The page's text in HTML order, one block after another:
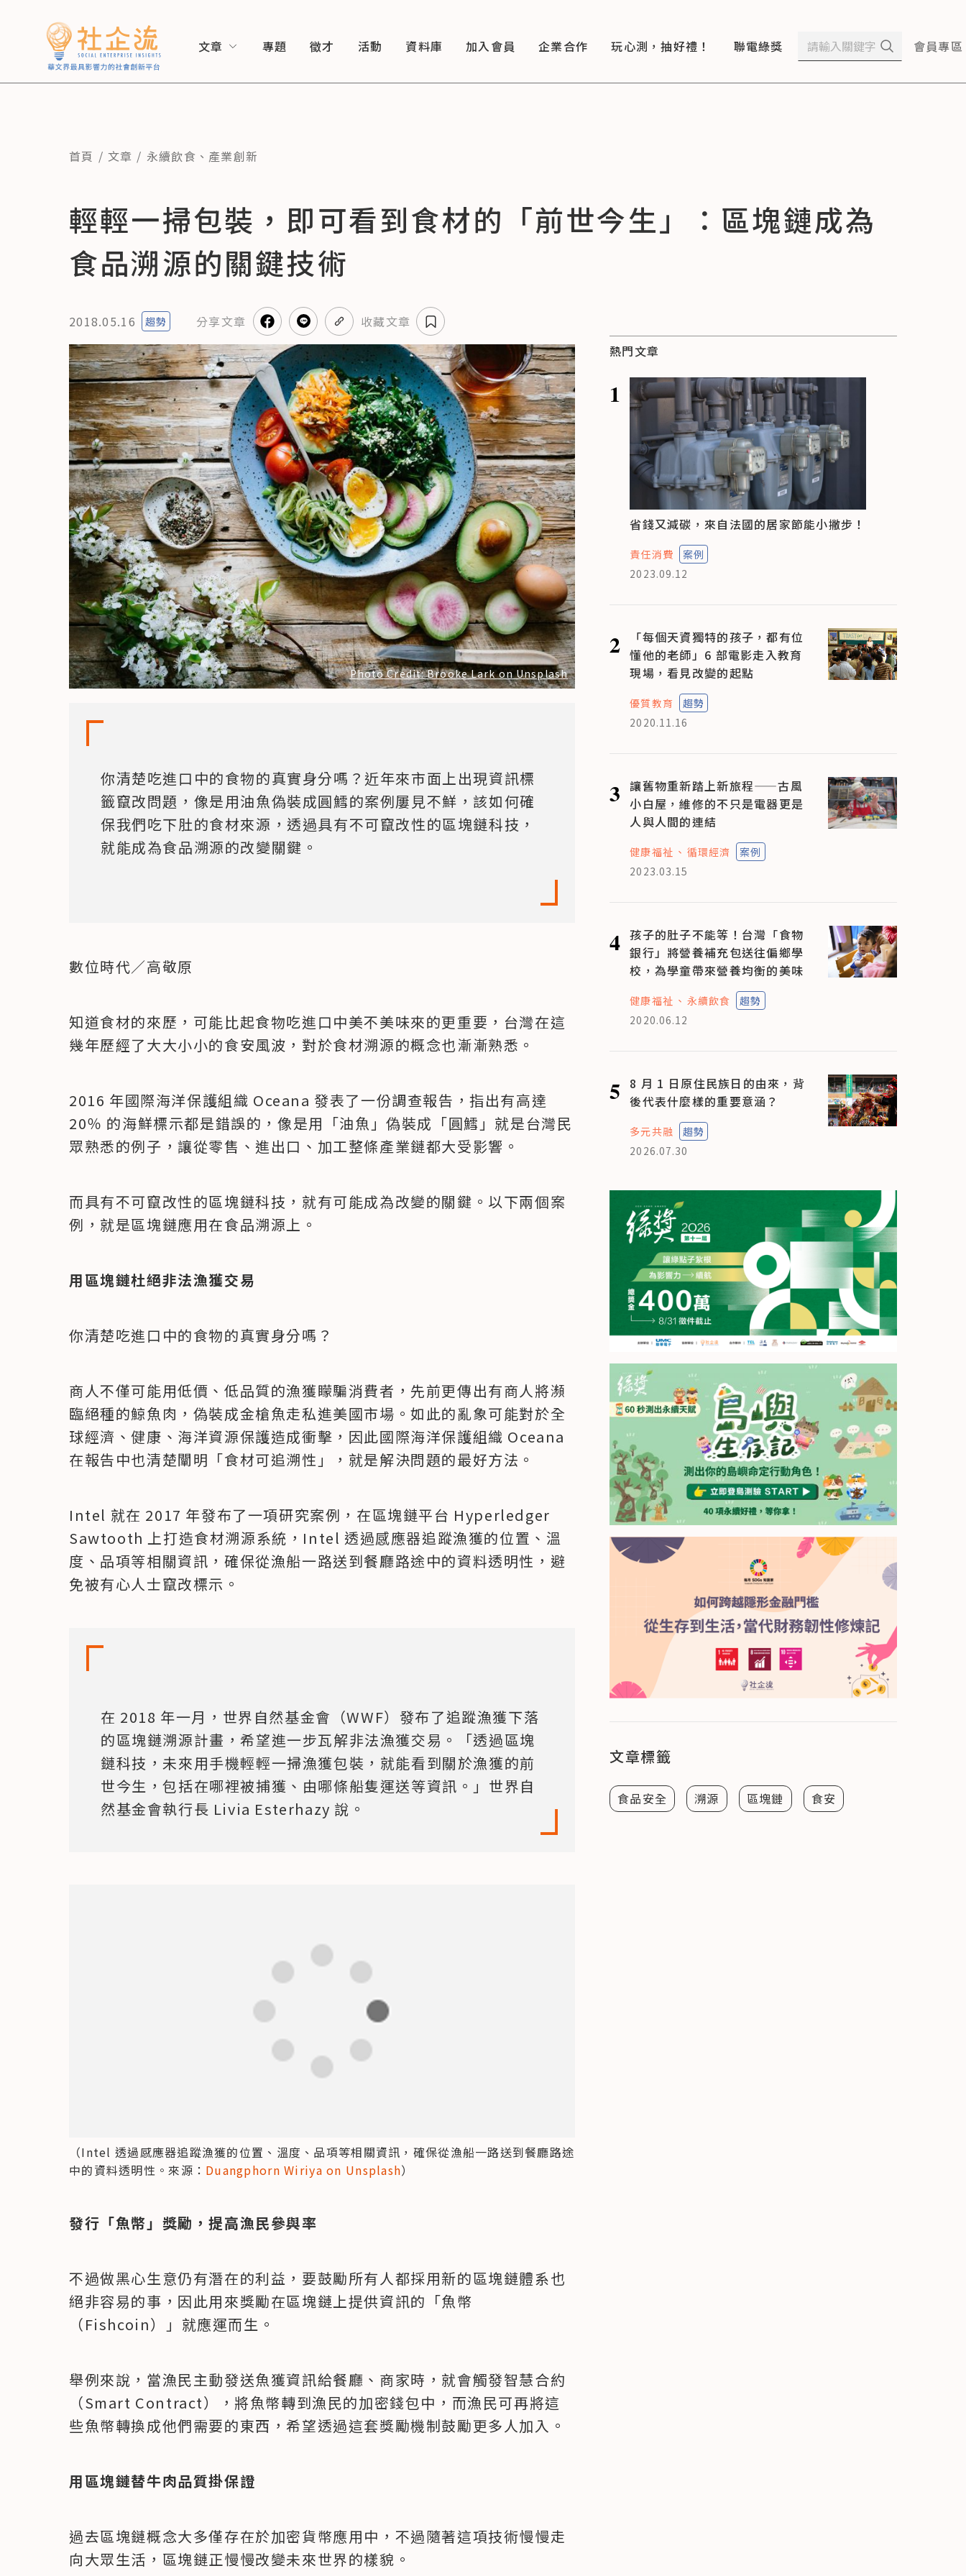
文章 專題 徵才 活動 資料庫 加入會員 企業合作 玩心測，抽好禮！ 聯電綠獎 會員專區
首頁 文章 永續飲食 、 產業創新
輕輕一掃包裝，即可看到食材的「前世今生」：區塊鏈成為
食品溯源的關鍵技術
2018.05.16 趨勢 分享文章 收藏文章
Photo Credit: Brooke Lark on Unsplash
你清楚吃進口中的食物的真實身分嗎？近年來市面上出現資訊標
籤竄改問題，像是用油魚偽裝成圓鱈的案例屢見不鮮，該如何確
保我們吃下肚的食材來源，透過具有不可竄改性的區塊鏈科技，
就能成為食品溯源的改變關鍵。
數位時代／高敬原
知道食材的來歷，可能比起食物吃進口中美不美味來的更重要，台灣在這
幾年歷經了大大小小的食安風波，對於食材溯源的概念也漸漸熟悉。
2016 年國際海洋保護組織 Oceana 發表了一份調查報告，指出有高達
20％ 的海鮮標示都是錯誤的，像是用「油魚」偽裝成「圓鱈」就是台灣民
眾熟悉的例子，讓從零售、進出口、加工整條產業鏈都大受影響。
而具有不可竄改性的區塊鏈科技，就有可能成為改變的關鍵。以下兩個案
例，就是區塊鏈應用在食品溯源上。
用區塊鏈杜絕非法漁獲交易
你清楚吃進口中的食物的真實身分嗎？
商人不僅可能用低價、低品質的漁獲矇騙消費者，先前更傳出有商人將瀕
臨絕種的鯨魚肉，偽裝成金槍魚走私進美國市場。如此的亂象可能對於全
球經濟、健康、海洋資源保護造成衝擊，因此國際海洋保護組織 Oceana
在報告中也清楚闡明「食材可追溯性」，就是解決問題的最好方法。
Intel 就在 2017 年發布了一項研究案例，在區塊鏈平台 Hyperledger
Sawtooth 上打造食材溯源系統，Intel 透過感應器追蹤漁獲的位置、溫
度、品項等相關資訊，確保從漁船一路送到餐廳路途中的資料透明性，避
免被有心人士竄改標示。
在 2018 年一月，世界自然基金會（WWF）發布了追蹤漁獲下落
的區塊鏈溯源計畫，希望進一步瓦解非法漁獲交易。「透過區塊
鏈科技，未來用手機輕輕一掃漁獲包裝，就能看到關於漁獲的前
世今生，包括在哪裡被捕獲、由哪條船隻運送等資訊。」世界自
然基金會執行長 Livia Esterhazy 說。
（Intel 透過感應器追蹤漁獲的位置、溫度、品項等相關資訊，確保從漁船一路送到餐廳路途
中的資料透明性。來源： Duangphorn Wiriya on Unsplash）
發行「魚幣」獎勵，提高漁民參與率
不過做黑心生意仍有潛在的利益，要鼓勵所有人都採用新的區塊鏈體系也
絕非容易的事，因此用來獎勵在區塊鏈上提供資訊的「魚幣
（Fishcoin）」就應運而生。
舉例來說，當漁民主動發送魚獲資訊給餐廳、商家時，就會觸發智慧合約
（Smart Contract），將魚幣轉到漁民的加密錢包中，而漁民可再將這
些魚幣轉換成他們需要的東西，希望透過這套獎勵機制鼓勵更多人加入。
用區塊鏈替牛肉品質掛保證
過去區塊鏈概念大多僅存在於加密貨幣應用中，不過隨著這項技術慢慢走
向大眾生活，區塊鏈正慢慢改變未來世界的樣貌。
熱門文章
1
省錢又減碳，來自法國的居家節能小撇步！
責任消費
案例
2023.09.12
2
「每個天資獨特的孩子，都有位
懂他的老師」6 部電影走入教育
現場，看見改變的起點
優質教育
趨勢
2020.11.16
3
讓舊物重新踏上新旅程——古風
小白屋，維修的不只是電器更是
人與人間的連結
健康福祉 循環經濟
案例
2023.03.15
4 孩子的肚子不能等！台灣「食物
銀行」將營養補充包送往偏鄉學
校，為學童帶來營養均衡的美味
健康福祉 永續飲食
趨勢
2020.06.12
5
8 月 1 日原住民族日的由來，背
後代表什麼樣的重要意涵？
多元共融
趨勢
2026.07.30
文章標籤
食品安全 溯源 區塊鏈 食安